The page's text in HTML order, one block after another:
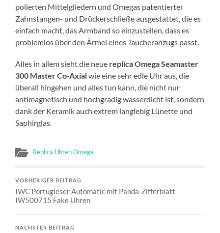
polierten Mittelgliedern und Omegas patentierter
Zahnstangen- und Drückerschließe ausgestattet, die es
einfach macht, das Armband so einzustellen, dass es
problemlos über den Ärmel eines Taucheranzugs passt.
Alles in allem sieht die neue replica Omega Seamaster
300 Master Co-Axialwie eine sehr edle Uhr aus, die
überall hingehen und alles tun kann, die nicht nur
antimagnetisch und hochgradig wasserdicht ist, sondern
dank der Keramik auch extrem langlebig Lünette und
Saphirglas.
Replica Uhren Omega
VORHERIGER BEITRAG
IWC Portugieser Automatic mit Panda-Zifferblatt
IW500715 Fake Uhren
NÄCHSTER BEITRAG